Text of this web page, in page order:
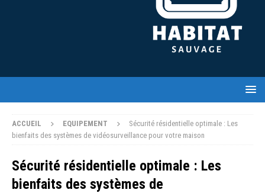
ACCUEIL EQUIPEMENT
Sécurité résidentielle optimale : Les
bienfaits des systèmes de vidéosurveillance pour votre maison
Sécurité résidentielle optimale : Les
bienfaits des systèmes de